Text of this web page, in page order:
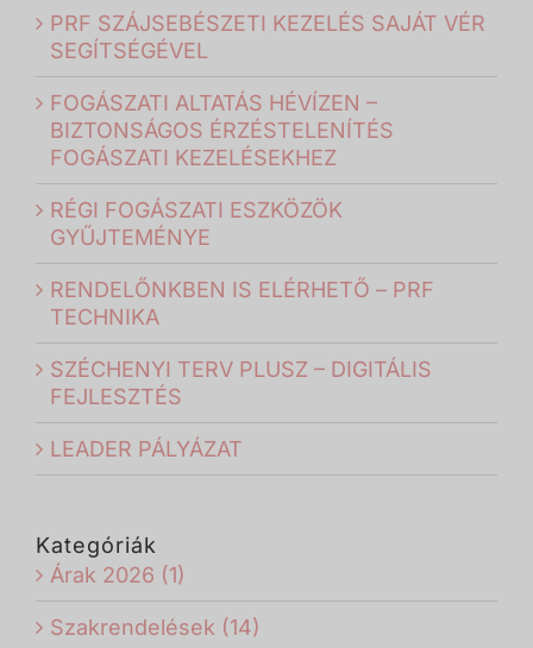
PRF SZÁJSEBÉSZETI KEZELÉS SAJÁT VÉR
SEGÍTSÉGÉVEL
FOGÁSZATI ALTATÁS HÉVÍZEN –
BIZTONSÁGOS ÉRZÉSTELENÍTÉS
FOGÁSZATI KEZELÉSEKHEZ
RÉGI FOGÁSZATI ESZKÖZÖK
GYŰJTEMÉNYE
RENDELŐNKBEN IS ELÉRHETŐ – PRF
TECHNIKA
SZÉCHENYI TERV PLUSZ – DIGITÁLIS
FEJLESZTÉS
LEADER PÁLYÁZAT
Kategóriák
Árak 2026 (1)
Szakrendelések (14)